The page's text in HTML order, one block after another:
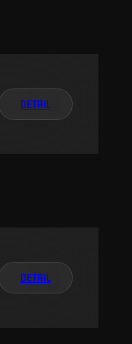
DETAIL
DETAIL